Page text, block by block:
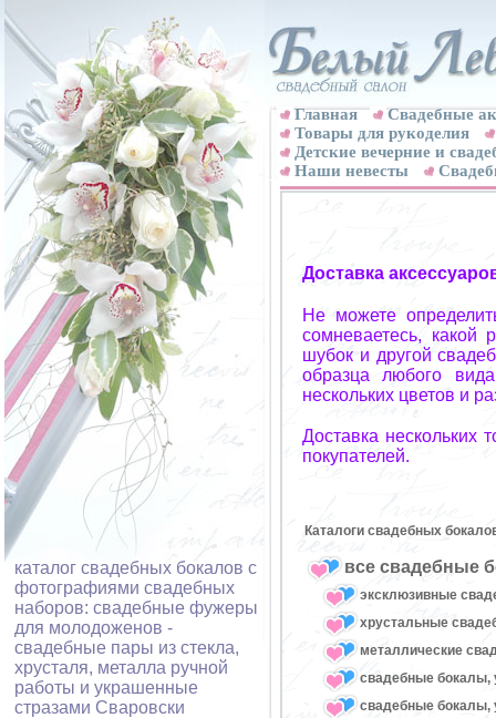
каталог свадебных бокалов с
фотографиями свадебных
наборов: свадебные фужеры
для молодоженов -
свадебные пары из стекла,
хрусталя, металла ручной
работы и украшенные
стразами Сваровски
Главная
Свадебные
Товары для рукоделия
Детские вечерние и
Наши невесты
Доставка
Не можете
сомневаетесь, какой
шубок и другой
образца любого
нескольких цветов и
Доставка нескольких
покупателей.
Каталоги свадебных
все свадебные
эксклюзивные
хрустальные
металлические
свадебные бокалы,
свадебные бокалы,